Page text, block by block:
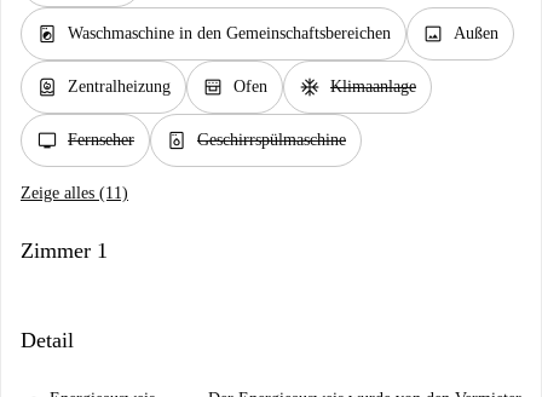
local_laundry_service Waschmaschine in den Gemeinschaftsbereichen image Außen
water_heater Zentralheizung oven_gen Ofen ac_unit Klimaanlage
tv Fernseher dishwasher_gen Geschirrspülmaschine
Zeige alles (11)
Zimmer 1
Detail